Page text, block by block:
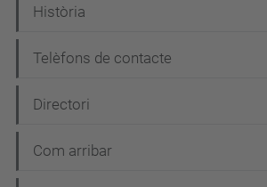
ó
Història
Telèfons de contacte
Directori
Com arribar